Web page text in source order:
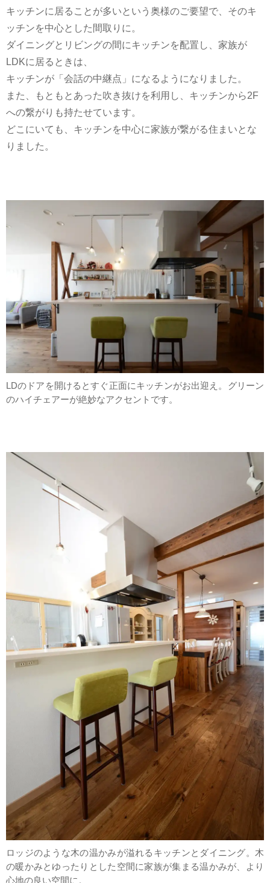
キッチンに居ることが多いという奥様のご要望で、そのキ
ッチンを中心とした間取りに。
ダイニングとリビングの間にキッチンを配置し、家族が
LDKに居るときは、
キッチンが「会話の中継点」になるようになりました。
また、もともとあった吹き抜けを利用し、キッチンから2F
への繋がりも持たせています。
どこにいても、キッチンを中心に家族が繋がる住まいとな
りました。
LDのドアを開けるとすぐ正面にキッチンがお出迎え。グリーン
のハイチェアーが絶妙なアクセントです。
ロッジのような木の温かみが溢れるキッチンとダイニング。木
の暖かみとゆったりとした空間に家族が集まる温かみが、より
心地の良い空間に。